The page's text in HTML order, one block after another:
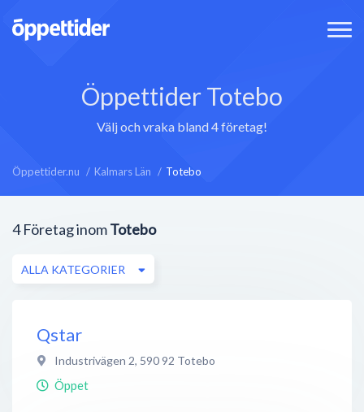
Öppettider Totebo
Välj och vraka bland 4 företag!
Öppettider.nu Kalmars Län Totebo
4 Företag inomTotebo
ALLA KATEGORIER
Qstar
Industrivägen 2, 590 92 Totebo
Öppet